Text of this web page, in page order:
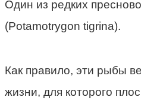
Один из редких
(Potamotrygon tigrina).
Как правило, эти рыбы
жизни, для которого